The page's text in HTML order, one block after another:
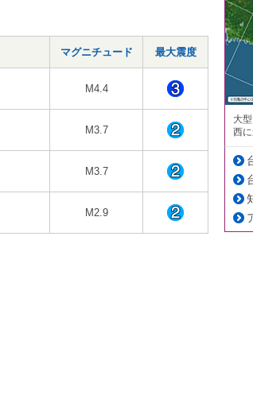
マグニチュード 最大震度
M4.4
M3.7
M3.7
M2.9
大
西